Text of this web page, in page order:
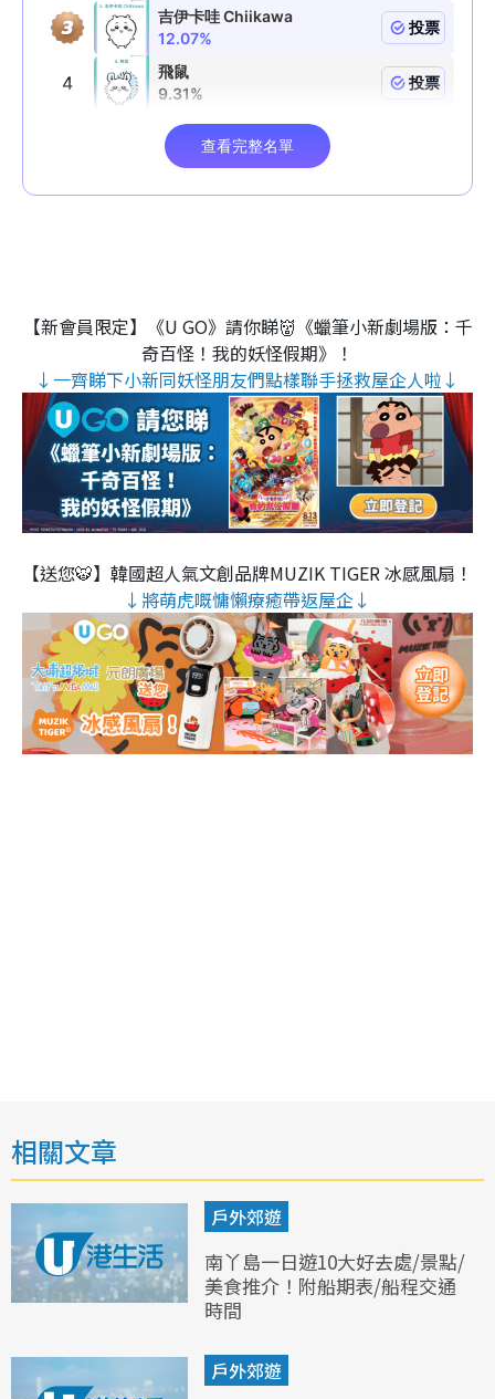
【新會員限定】《U GO》請你睇👹《蠟筆小新劇場版：千
奇百怪！我的妖怪假期》！
↓一齊睇下小新同妖怪朋友們點樣聯手拯救屋企人啦↓
【送您🐯】韓國超人氣文創品牌MUZIK TIGER 冰感風扇！
↓將萌虎嘅慵懶療癒帶返屋企↓
相關文章
戶外郊遊
南丫島一日遊10大好去處/景點/
美食推介！附船期表/船程交通
時間
戶外郊遊